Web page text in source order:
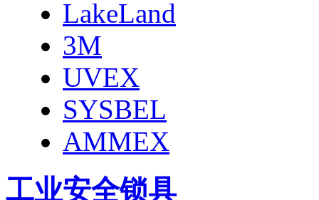
LakeLand
3M
UVEX
SYSBEL
AMMEX
工业安全锁具